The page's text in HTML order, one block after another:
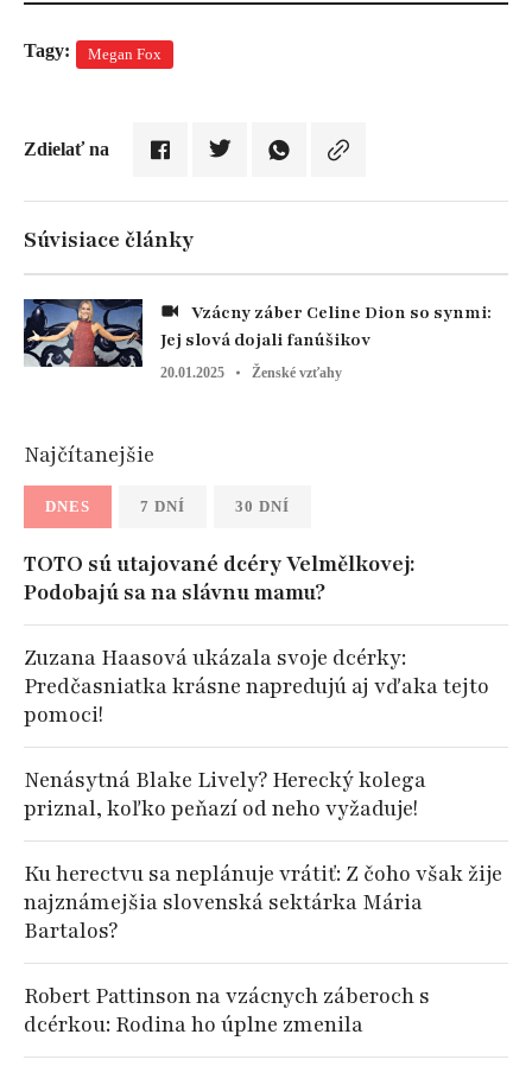
Tagy: Megan Fox
Zdielať na
Súvisiace články
Jej slová dojali fanúšikov
20.01.2025 Ženské vzťahy
Najčítanejšie
DNES 7 DNÍ 30 DNÍ
TOTO sú utajované dcéry Velmělkovej:
Podobajú sa na slávnu mamu?
Zuzana Haasová ukázala svoje dcérky:
Predčasniatka krásne napredujú aj vďaka tejto
pomoci!
Nenásytná Blake Lively? Herecký kolega
priznal, koľko peňazí od neho vyžaduje!
Ku herectvu sa neplánuje vrátiť: Z čoho však žije
najznámejšia slovenská sektárka Mária
Bartalos?
Robert Pattinson na vzácnych záberoch s
dcérkou: Rodina ho úplne zmenila